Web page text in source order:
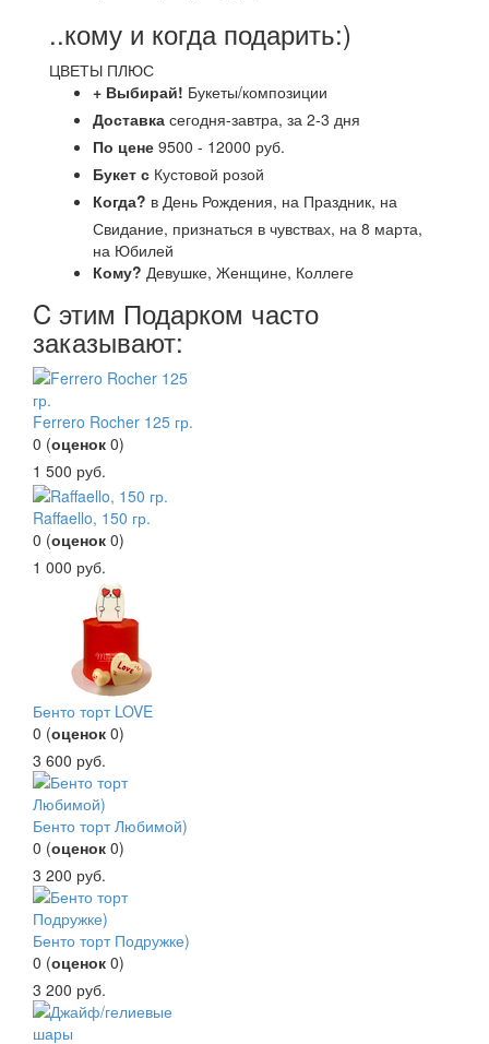
..кому и когда подарить:)
ЦВЕТЫ ПЛЮС
+ Выбирай! Букеты/композиции
Доставка сегодня-завтра, за 2-3 дня
По цене 9500 - 12000 руб.
Букет с Кустовой розой
Когда? в День Рождения, на Праздник, на
Свидание, признаться в чувствах, на 8 марта,
на Юбилей
Кому? Девушке, Женщине, Коллеге
C этим Подарком часто
заказывают:
Ferrero Rocher 125 гр.
0 (оценок 0)
1 500 руб.
Raffaello, 150 гр.
0 (оценок 0)
1 000 руб.
Бенто торт LOVE
0 (оценок 0)
3 600 руб.
Бенто торт Любимой)
0 (оценок 0)
3 200 руб.
Бенто торт Подружке)
0 (оценок 0)
3 200 руб.